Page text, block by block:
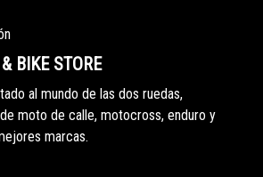
BIKE STORE
al mundo de las dos ruedas,
moto de calle, motocross, enduro y
marcas.